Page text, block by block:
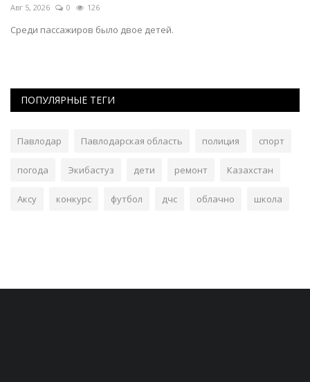
Авг 5, 2026 0 126
Среди пассажиров было двое детей.
ПОПУЛЯРНЫЕ ТЕГИ
Павлодар Павлодарская область полиция спорт
погода Экибастуз дети ремонт Казахстан
Аксу конкурс футбол дчс облачно школа